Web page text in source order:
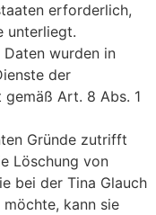
erforderlich,
unterliegt.
wurden in
der
Art. 8 Abs. 1
Gründe zutrifft
Löschung von
bei der Tina Glauch
kann sie